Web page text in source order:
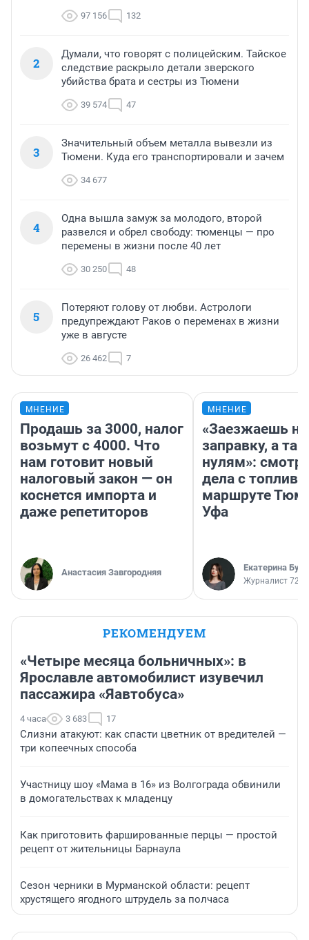
97 156 132
2
Думали, что говорят с полицейским. Тайское
следствие раскрыло детали зверского
убийства брата и сестры из Тюмени
39 574 47
3
Значительный объем металла вывезли из
Тюмени. Куда его транспортировали и зачем
34 677
4
Одна вышла замуж за молодого, второй
развелся и обрел свободу: тюменцы — про
перемены в жизни после 40 лет
30 250 48
5
Потеряют голову от любви. Астрологи
предупреждают Раков о переменах в жизни
уже в августе
26 462 7
МНЕНИЕ
Продашь за 3000, налог
возьмут с 4000. Что
нам готовит новый
налоговый закон — он
коснется импорта и
даже репетиторов
Анастасия Завгородняя
МНЕНИЕ
«Заезжаешь на
заправку, а
нулям»:
дела с
маршруте
Уфа
Екатерина
Журналист
РЕКОМЕНДУЕМ
«Четыре месяца больничных»: в
Ярославле автомобилист изувечил
пассажира «Яавтобуса»
4 часа 3 683 17
Слизни атакуют: как спасти цветник от вредителей —
три копеечных способа
Участницу шоу «Мама в 16» из Волгограда обвинили
в домогательствах к младенцу
Как приготовить фаршированные перцы — простой
рецепт от жительницы Барнаула
Сезон черники в Мурманской области: рецепт
хрустящего ягодного штрудель за полчаса